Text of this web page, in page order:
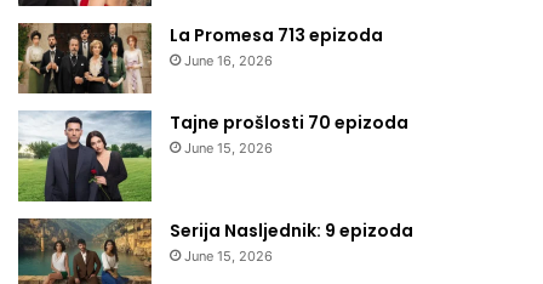
La Promesa 713 epizoda
June 16, 2026
Tajne prošlosti 70 epizoda
June 15, 2026
Serija Nasljednik: 9 epizoda
June 15, 2026